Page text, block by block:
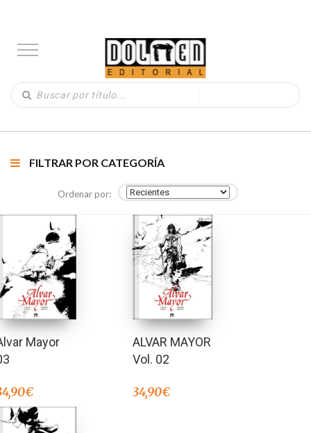
FILTRAR POR CATEGORÍA
Ordenar por:
Mayor
€
ALVAR MAYOR
Vol. 02
34,90€